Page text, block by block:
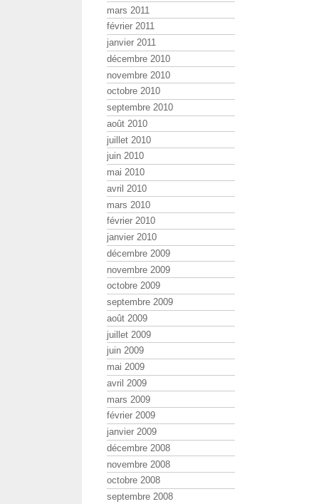
mars 2011
février 2011
janvier 2011
décembre 2010
novembre 2010
octobre 2010
septembre 2010
août 2010
juillet 2010
juin 2010
mai 2010
avril 2010
mars 2010
février 2010
janvier 2010
décembre 2009
novembre 2009
octobre 2009
septembre 2009
août 2009
juillet 2009
juin 2009
mai 2009
avril 2009
mars 2009
février 2009
janvier 2009
décembre 2008
novembre 2008
octobre 2008
septembre 2008